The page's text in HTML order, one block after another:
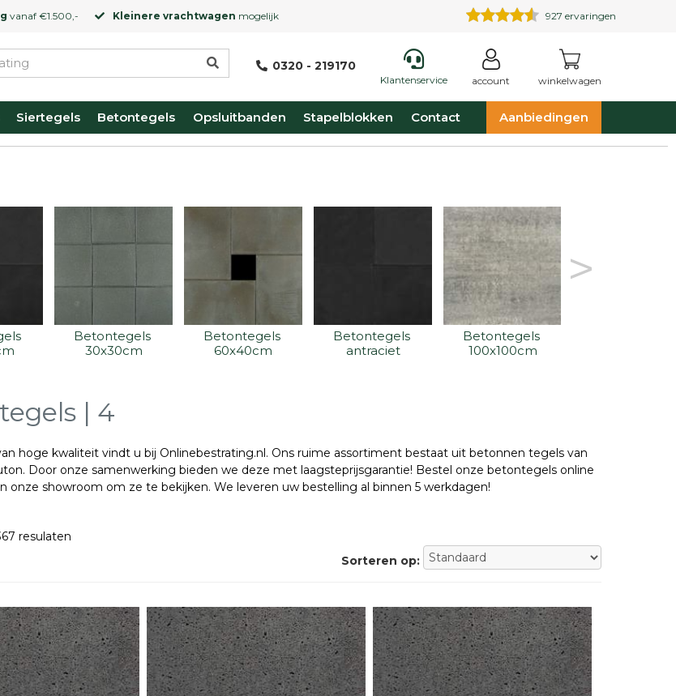
vanaf €1.500,- Kleinere vrachtwagen mogelijk 927 ervaringen
0320 - 219170
Klantenservice account winkelwagen
Siertegels Betontegels Opsluitbanden Stapelblokken Contact Aanbiedingen
Betontegels
30x30cm
Betontegels
60x40cm
Betontegels
antraciet
Betontegels
100x100cm
>
| 4
hoge kwaliteit vindt u bij Onlinebestrating.nl. Ons ruime assortiment bestaat uit betonnen tegels van
Door onze samenwerking bieden we deze met laagsteprijsgarantie! Bestel onze betontegels online
onze showroom om ze te bekijken. We leveren uw bestelling al binnen 5 werkdagen!
resulaten
Sorteren op: